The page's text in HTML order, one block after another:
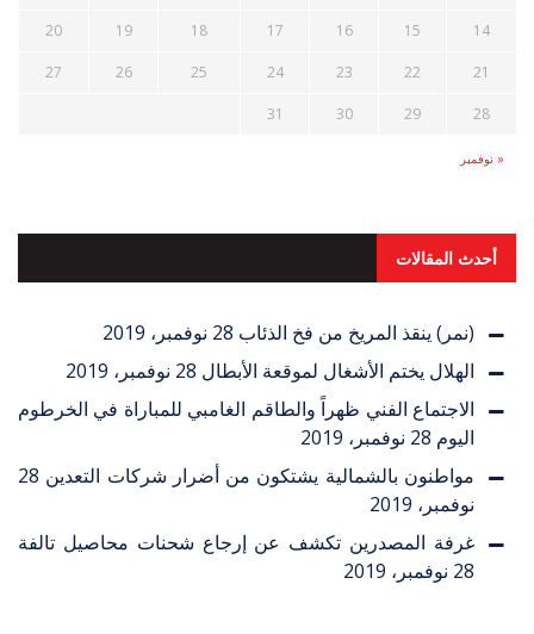
« نوفمبر
14
15
16
17
18
19
20
21
22
23
24
25
26
27
28
29
30
31
أحدث المقالات
(نمر) ينقذ المريخ من فخ الذئاب 28 نوفمبر، 2019
الهلال يختم الأشغال لموقعة الأبطال 28 نوفمبر، 2019
الاجتماع الفني ظهراً والطاقم الغامبي للمباراة في الخرطوم
اليوم 28 نوفمبر، 2019
مواطنون بالشمالية يشتكون من أضرار شركات التعدين 28
نوفمبر، 2019
غرفة المصدرين تكشف عن إرجاع شحنات محاصيل تالفة
28 نوفمبر، 2019